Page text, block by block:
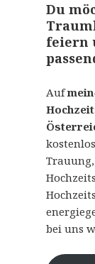
Du
feiern
Auf
bei uns